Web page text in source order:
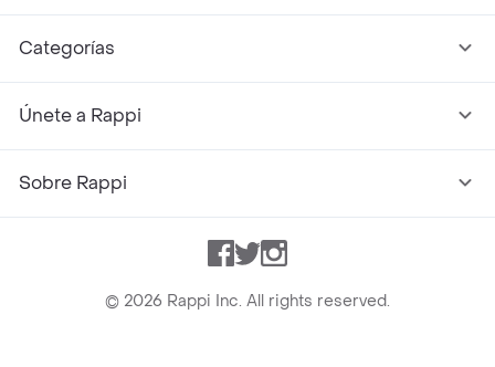
Categorías
Únete a Rappi
Sobre Rappi
Facebook
TwitterInstagram
© 2026 Rappi Inc. All rights reserved.